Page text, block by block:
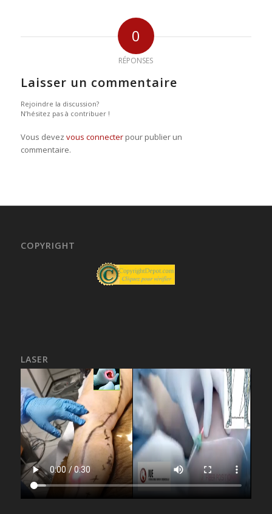
0
RÉPONSES
Laisser un commentaire
Rejoindre la discussion?
N’hésitez pas à contribuer !
Vous devez vous connecterpour publier un
commentaire.
COPYRIGHT
LASER